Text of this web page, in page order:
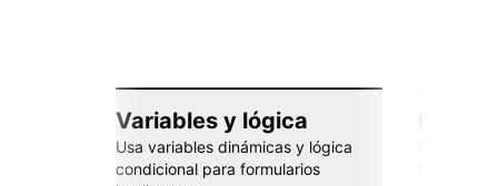
Variables y lógica
Usa variables dinámicas y lógica
condicional para formularios